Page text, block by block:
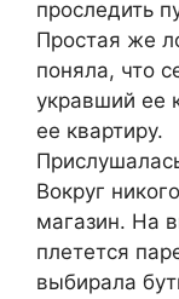
проследить
Простая же
поняла, что
укравший ее
ее квартиру.
Вокруг
магазин. На
плетется
выбирала